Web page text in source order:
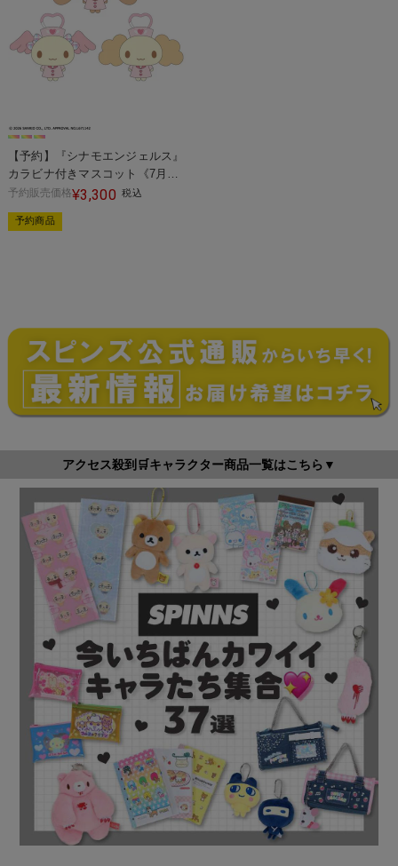
【予約】『シナモエンジェルス』
カラビナ付きマスコット《7月末
発送》
予約販売価格¥3,300 税込
予約商品
アクセス殺到🛒キャラクター商品一覧はこちら▼